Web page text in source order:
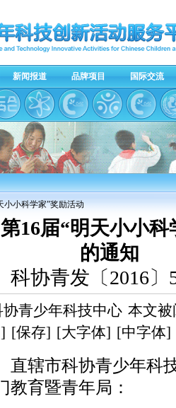
新闻报道 品牌项目 国际交流
小小科学家”奖励活动
16届“明天小小
的通知
科协青发〔2016〕
协青少年科技中心 本文被
[保存] [大字体] [中字体]
直辖市科协青少年科
教育暨青年局：